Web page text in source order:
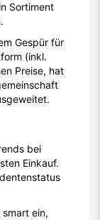
Sortiment
Gespür für
(inkl.
Preise, hat
bei
Einkauf.
ein,